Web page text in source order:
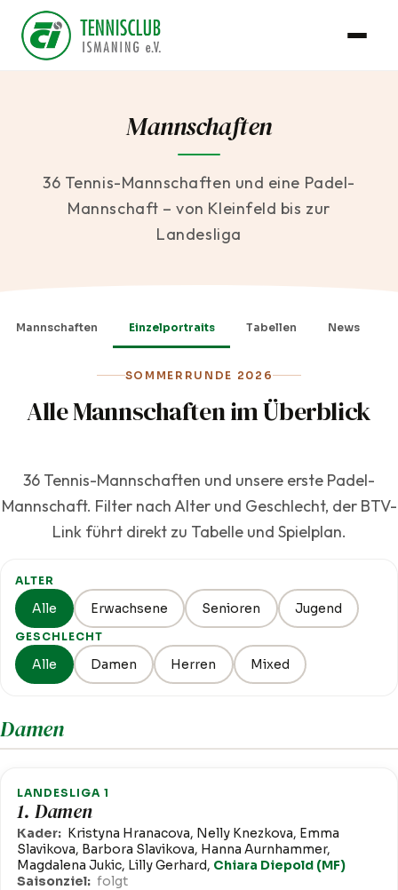
Mannschaften
36 Tennis-Mannschaften und eine Padel-
Mannschaft – von Kleinfeld bis zur
Landesliga
Mannschaften Einzelportraits Tabellen News
SOMMERRUNDE 2026
Alle Mannschaften im Überblick
36 Tennis-Mannschaften und unsere erste Padel-
Mannschaft. Filter nach Alter und Geschlecht, der BTV-
Link führt direkt zu Tabelle und Spielplan.
ALTER
Alle Erwachsene Senioren Jugend
GESCHLECHT
Alle Damen Herren Mixed
Damen
LANDESLIGA 1
1. Damen
Kader: Kristyna Hranacova, Nelly Knezkova, Emma
Slavikova, Barbora Slavikova, Hanna Aurnhammer,
Magdalena Jukic, Lilly Gerhard, Chiara Diepold (MF)
Saisonziel: folgt